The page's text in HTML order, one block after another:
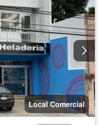
Local Comercial